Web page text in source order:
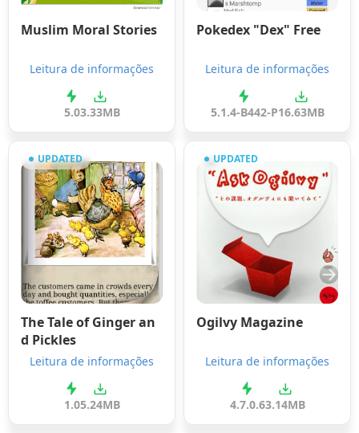
Muslim Moral Stories
Leitura de informações
5.03.33MB
Pokedex "Dex" Free
Leitura de informações
5.1.4-B442-P16.63MB
UPDATED
The Tale of Ginger an
d Pickles
Leitura de informações
1.05.24MB
UPDATED
Ogilvy Magazine
Leitura de informações
4.7.0.63.14MB